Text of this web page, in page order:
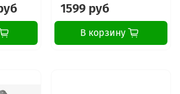
1599 руб
В корзину